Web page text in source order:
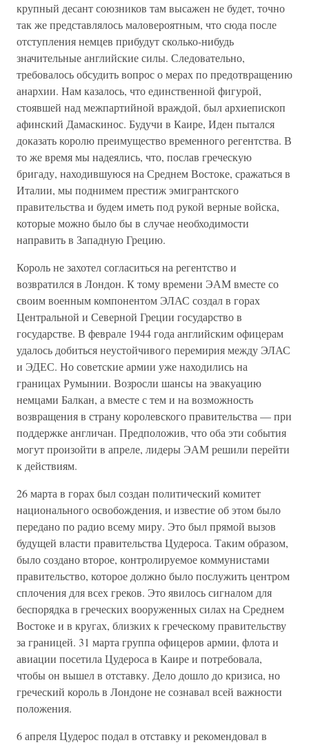
крупный десант союзников там высажен не будет, точно
так же представлялось маловероятным, что сюда после
отступления немцев прибудут сколько-нибудь
значительные английские силы. Следовательно,
требовалось обсудить вопрос о мерах по предотвращению
анархии. Нам казалось, что единственной фигурой,
стоявшей над межпартийной враждой, был архиепископ
афинский Дамаскинос. Будучи в Каире, Иден пытался
доказать королю преимущество временного регентства. В
то же время мы надеялись, что, послав греческую
бригаду, находившуюся на Среднем Востоке, сражаться в
Италии, мы поднимем престиж эмигрантского
правительства и будем иметь под рукой верные войска,
которые можно было бы в случае необходимости
направить в Западную Грецию.
Король не захотел согласиться на регентство и
возвратился в Лондон. К тому времени ЭАМ вместе со
своим военным компонентом ЭЛАС создал в горах
Центральной и Северной Греции государство в
государстве. В феврале 1944 года английским офицерам
удалось добиться неустойчивого перемирия между ЭЛАС
и ЭДЕС. Но советские армии уже находились на
границах Румынии. Возросли шансы на эвакуацию
немцами Балкан, а вместе с тем и на возможность
возвращения в страну королевского правительства — при
поддержке англичан. Предположив, что оба эти события
могут произойти в апреле, лидеры ЭАМ решили перейти
к действиям.
26 марта в горах был создан политический комитет
национального освобождения, и известие об этом было
передано по радио всему миру. Это был прямой вызов
будущей власти правительства Цудероса. Таким образом,
было создано второе, контролируемое коммунистами
правительство, которое должно было послужить центром
сплочения для всех греков. Это явилось сигналом для
беспорядка в греческих вооруженных силах на Среднем
Востоке и в кругах, близких к греческому правительству
за границей. 31 марта группа офицеров армии, флота и
авиации посетила Цудероса в Каире и потребовала,
чтобы он вышел в отставку. Дело дошло до кризиса, но
греческий король в Лондоне не сознавал всей важности
положения.
6 апреля Цудерос подал в отставку и рекомендовал в